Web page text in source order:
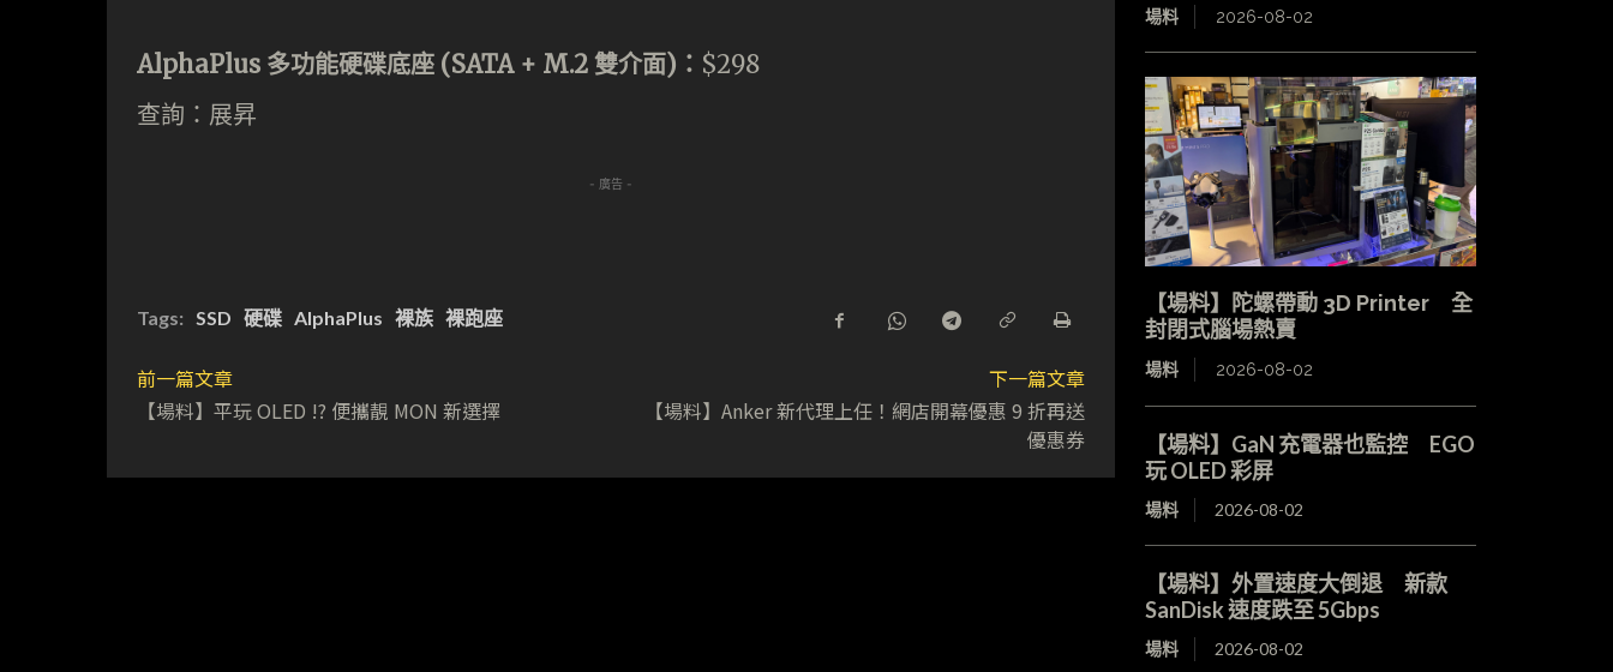
AlphaPlus 多功能硬碟底座 (SATA + M.2 雙介面)： $298
查詢：展昇
- 廣告 -
Tags: SSD 硬碟 AlphaPlus 裸族 裸跑座
前一篇文章
【場料】平玩 OLED !? 便攜靚 MON 新選擇
下一篇文章
【場料】Anker 新代理上任！網店開幕優惠 9 折再送
優惠券
場料 2026-08-02
【場料】陀螺帶動 3D Printer 全
封閉式腦場熱賣
場料 2026-08-02
【場料】GaN 充電器也監控 EGO
玩 OLED 彩屏
場料 2026-08-02
【場料】外置速度大倒退 新款
SanDisk 速度跌至 5Gbps
場料 2026-08-02